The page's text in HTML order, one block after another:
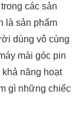
các sản
là sản phẩm
dùng vô cùng
mài góc pin
năng hoạt
gì những chiếc